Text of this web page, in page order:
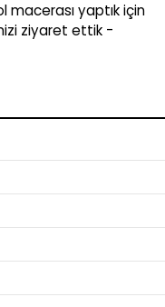
macerası yaptıkiçin
ziyaret ettik -